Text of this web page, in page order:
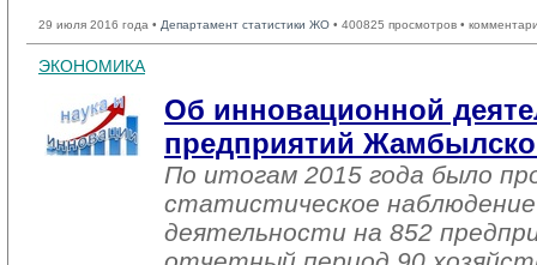
29 июля 2016 года • Департамент статистики ЖО • 400825 просмотров •
ЭКОНОМИКА
Об инновационной
предприятий
По итогам 2015 года было
статистическое
деятельности на 852